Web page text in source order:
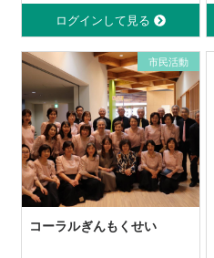
ログインして見る
市民活動
コーラルぎんもくせい